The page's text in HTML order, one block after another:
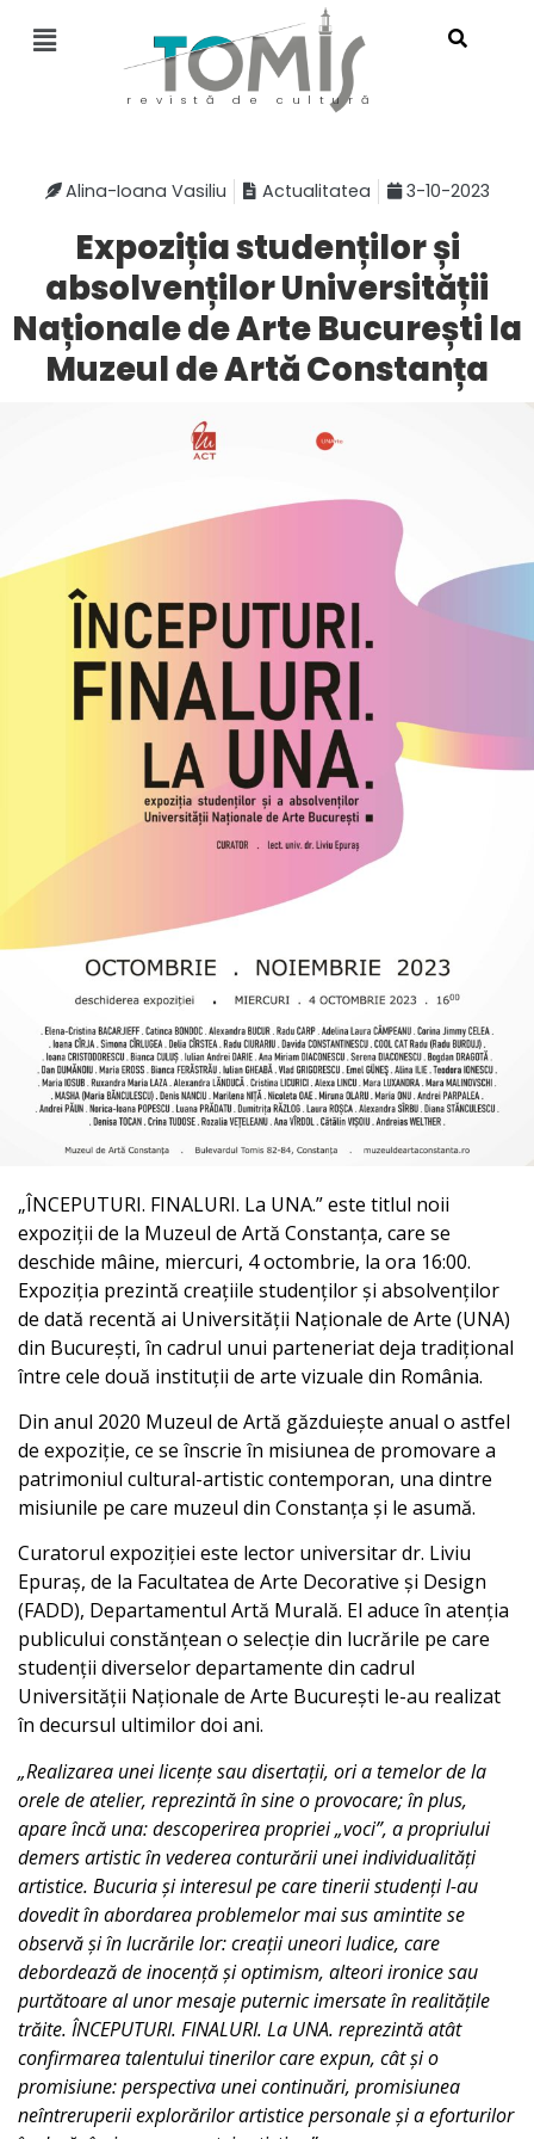
revistă de cultură
Alina-Ioana Vasiliu Actualitatea 3-10-2023
Expoziția studenților și
absolvenților Universității
Naționale de Arte București la
Muzeul de Artă Constanța
„ÎNCEPUTURI. FINALURI. La UNA.” este titlul noii
expoziții de la Muzeul de Artă Constanța, care se
deschide mâine, miercuri, 4 octombrie, la ora 16:00.
Expoziția prezintă creațiile studenților și absolvenților
de dată recentă ai Universității Naționale de Arte (UNA)
din București, în cadrul unui parteneriat deja tradițional
între cele două instituții de arte vizuale din România.
Din anul 2020 Muzeul de Artă găzduiește anual o astfel
de expoziție, ce se înscrie în misiunea de promovare a
patrimoniul cultural-artistic contemporan, una dintre
misiunile pe care muzeul din Constanța și le asumă.
Curatorul expoziției este lector universitar dr. Liviu
Epuraș, de la Facultatea de Arte Decorative și Design
(FADD), Departamentul Artă Murală. El aduce în atenția
publicului constănțean o selecție din lucrările pe care
studenții diverselor departamente din cadrul
Universității Naționale de Arte București le-au realizat
în decursul ultimilor doi ani.
„Realizarea unei licențe sau disertații, ori a temelor de la
orele de atelier, reprezintă în sine o provocare; în plus,
apare încă una: descoperirea propriei „voci”, a propriului
demers artistic în vederea conturării unei individualități
artistice. Bucuria și interesul pe care tinerii studenți l-au
dovedit în abordarea problemelor mai sus amintite se
observă și în lucrările lor: creații uneori ludice, care
debordează de inocență și optimism, alteori ironice sau
purtătoare al unor mesaje puternic imersate în realitățile
trăite. ÎNCEPUTURI. FINALURI. La UNA. reprezintă atât
confirmarea talentului tinerilor care expun, cât și o
promisiune: perspectiva unei continuări, promisiunea
neîntreruperii explorărilor artistice personale și a eforturilor